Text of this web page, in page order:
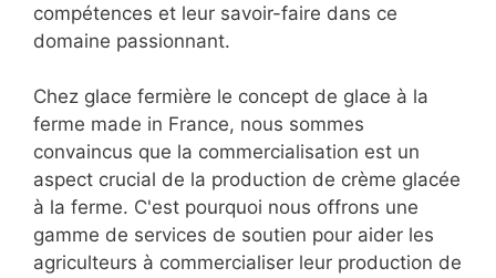
compétences et leur savoir-faire dans ce
domaine passionnant.
Chez glace fermière le concept de glace à la
ferme made in France, nous sommes
convaincus que la commercialisation est un
aspect crucial de la production de crème glacée
à la ferme. C'est pourquoi nous offrons une
gamme de services de soutien pour aider les
agriculteurs à commercialiser leur production de